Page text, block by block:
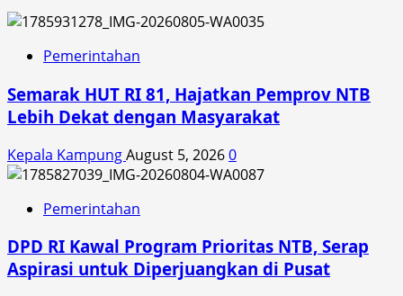
Pemerintahan
Semarak HUT RI 81, Hajatkan Pemprov NTB
Lebih Dekat dengan Masyarakat
Kepala KampungAugust 5, 20260
Pemerintahan
DPD RI Kawal Program Prioritas NTB, Serap
Aspirasi untuk Diperjuangkan di Pusat